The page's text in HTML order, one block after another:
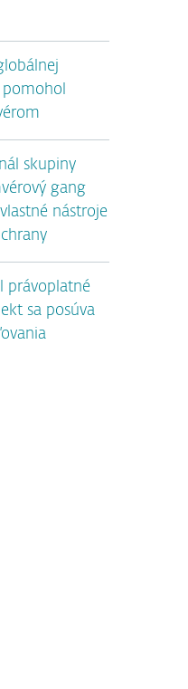
skupiny
gang
nástroje
právoplatné
sa posúva